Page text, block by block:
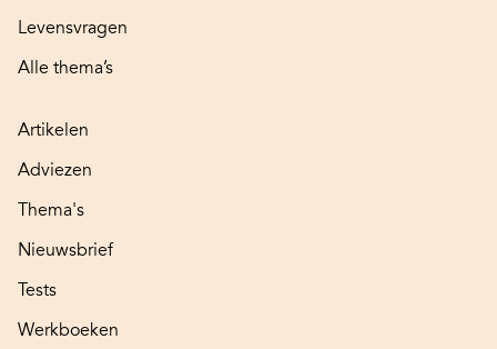
Levensvragen
Alle thema’s
Artikelen
Adviezen
Thema's
Nieuwsbrief
Tests
Werkboeken